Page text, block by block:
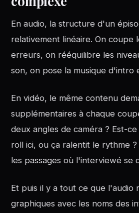
En audio, la structure d'un
relativement linéaire. On coupe
erreurs, on rééquilibre les
son, on pose la musique d'intro
En vidéo, le même contenu
supplémentaires à chaque
deux angles de caméra ? Est-
roll ici, ou ça ralentit le rythme
les passages où l'interviewé se
Et puis il y a tout ce que l'audio
graphiques avec les noms des